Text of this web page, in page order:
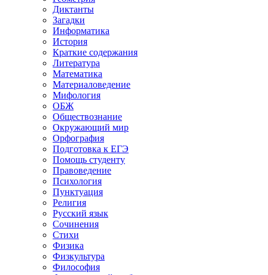
Диктанты
Загадки
Информатика
История
Краткие содержания
Литература
Математика
Материаловедение
Мифология
ОБЖ
Обществознание
Окружающий мир
Орфография
Подготовка к ЕГЭ
Помощь студенту
Правоведение
Психология
Пунктуация
Религия
Русский язык
Сочинения
Стихи
Физика
Физкультура
Философия